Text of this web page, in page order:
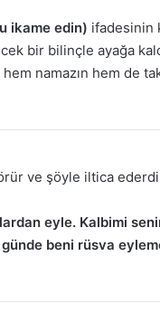
ikame edin) ifadesinin
bir bilinçle ayağa
hem namazın hem de
ve şöyle iltica
eyle. Kalbimi
beni rüsva